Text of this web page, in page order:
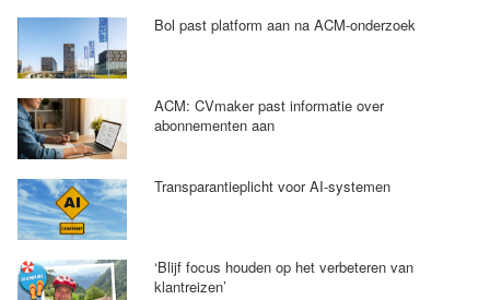
Bol past platform aan na ACM-onderzoek
ACM: CVmaker past informatie over
abonnementen aan
Transparantieplicht voor AI-systemen
‘Blijf focus houden op het verbeteren van
klantreizen’